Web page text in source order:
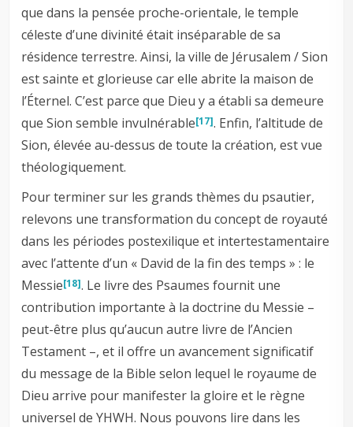
que dans la pensée proche-orientale, le temple
céleste d’une divinité était inséparable de sa
résidence terrestre. Ainsi, la ville de Jérusalem / Sion
est sainte et glorieuse car elle abrite la maison de
l’Éternel. C’est parce que Dieu y a établi sa demeure
que Sion semble invulnérable[17]. Enfin, l’altitude de
Sion, élevée au-dessus de toute la création, est vue
théologiquement.
Pour terminer sur les grands thèmes du psautier,
relevons une transformation du concept de royauté
dans les périodes postexilique et intertestamentaire
avec l’attente d’un « David de la fin des temps » : le
Messie[18]. Le livre des Psaumes fournit une
contribution importante à la doctrine du Messie –
peut-être plus qu’aucun autre livre de l’Ancien
Testament –, et il offre un avancement significatif
du message de la Bible selon lequel le royaume de
Dieu arrive pour manifester la gloire et le règne
universel de YHWH. Nous pouvons lire dans les